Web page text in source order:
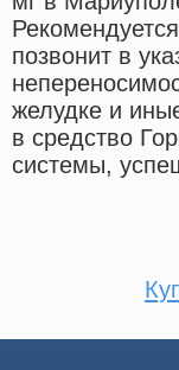
позвонит в
желудке и
в средство
системы,